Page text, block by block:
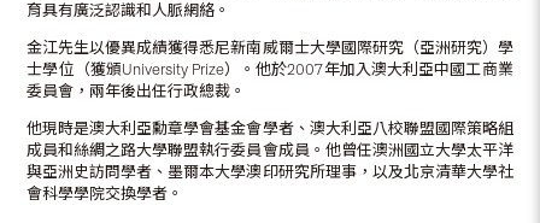
育具有廣泛認識和人脈網絡。
金江先生以優異成績獲得悉尼新南威爾士大學國際研究（亞洲研究）學
士學位（獲頒University Prize）。他於2007年加入澳大利亞中國工商業
委員會，兩年後出任行政總裁。
他現時是澳大利亞勳章學會基金會學者、澳大利亞八校聯盟國際策略組
成員和絲綢之路大學聯盟執行委員會成員。他曾任澳洲國立大學太平洋
與亞洲史訪問學者、墨爾本大學澳印研究所理事，以及北京清華大學社
會科學學院交換學者。